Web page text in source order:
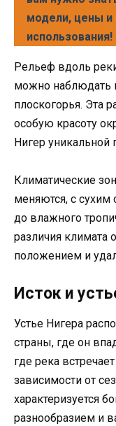
модели, цены и
использования!
Рельеф вдоль
можно наблюдать
плоскогорья. Эта
особую красоту
Нигер уникальной
Климатические
меняются, с сухим
до влажного
различия климата
положением и
Исток и
Устье Нигера
страны, где он
где река
зависимости от
характеризуется
разнообразием и